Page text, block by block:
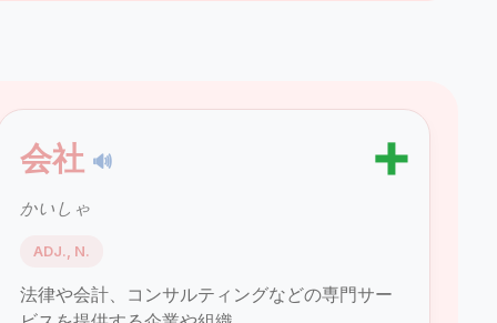
会社 🔊 ➕
かいしゃ
ADJ., N.
法律や会計、コンサルティングなどの専門サー